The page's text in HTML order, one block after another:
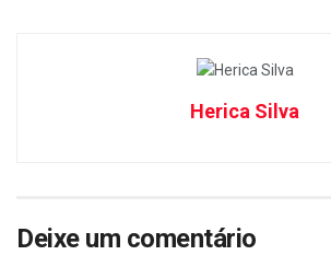
Herica Silva
Deixe um comentário